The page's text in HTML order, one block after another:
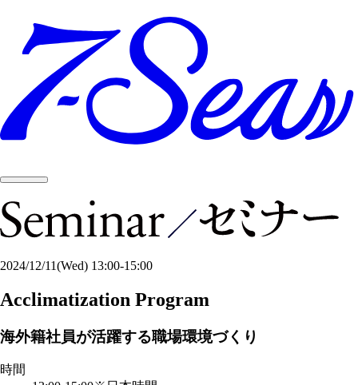
2024/12/11(Wed) 13:00-15:00
Acclimatization Program
海外籍社員が活躍する職場環境づくり
時間